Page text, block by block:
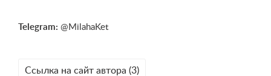
Telegram: @MilahaKet
Ссылка на сайт автора (3)